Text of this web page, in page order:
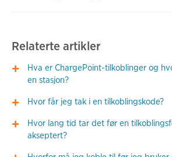
Relaterte artikler
Hva er ChargePoint-tilkoblinger og
en stasjon?
Hvor får jeg tak i en tilkoblingskode?
Hvor lang tid tar det før en
akseptert?